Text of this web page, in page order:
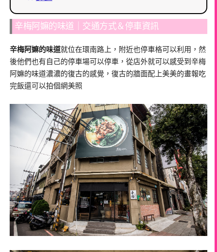
辛梅阿嫲的味道｜交通方式＆停車資訊
辛梅阿嫲的味道就位在環南路上，附近也停車格可以利用，然
後他們也有自己的停車場可以停車，從店外就可以感受到辛梅
阿嫲的味道濃濃的復古的感覺，復古的牆面配上美美的畫報吃
完飯還可以拍個網美照